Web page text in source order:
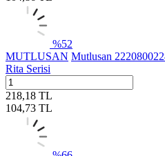
%52
MUTLUSAN Mutlusan
Rita Serisi
218,18 TL
104,73 TL